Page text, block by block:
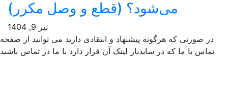
می‌شود؟ (قطع و وصل مکرر)
صورتی که هرگونه پیشنهاد و انتقادی دارید می توانید از صفحه
با ما که در سایدبار لینک آن قرار دارد با ما در تماس باشید